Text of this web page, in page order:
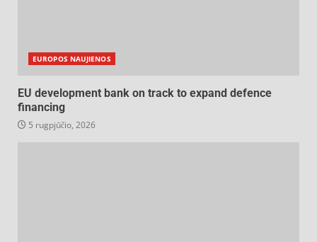
EUROPOS NAUJIENOS
EU development bank on track to expand defence
financing
5 rugpjūčio, 2026